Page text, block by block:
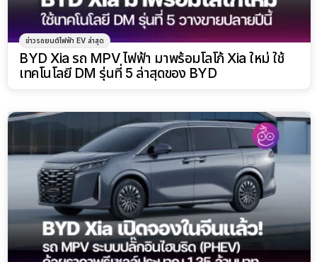
ข่าวรถยนต์ไฟฟ้า EV ล่าสุด
BYD Xia รถ MPV ไฟฟ้า มาพร้อมโลโก้ Xia ใหม่ ใช้
เทคโนโลยี DM รุ่นที่ 5 ล่าสุดของ BYD